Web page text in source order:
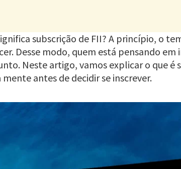
subscrição de FII? A princípio, o
Desse modo, quem está pensando
Neste artigo, vamos explicar o que é
antes de decidir se inscrever.